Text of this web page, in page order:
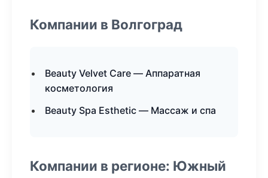
Компании в Волгоград
Beauty Velvet Care — Аппаратная
косметология
Beauty Spa Esthetic — Массаж и спа
Компании в регионе: Южный